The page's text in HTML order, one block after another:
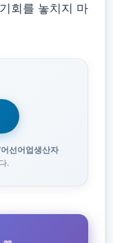
회를 놓치지 마
어선어업생산자
.